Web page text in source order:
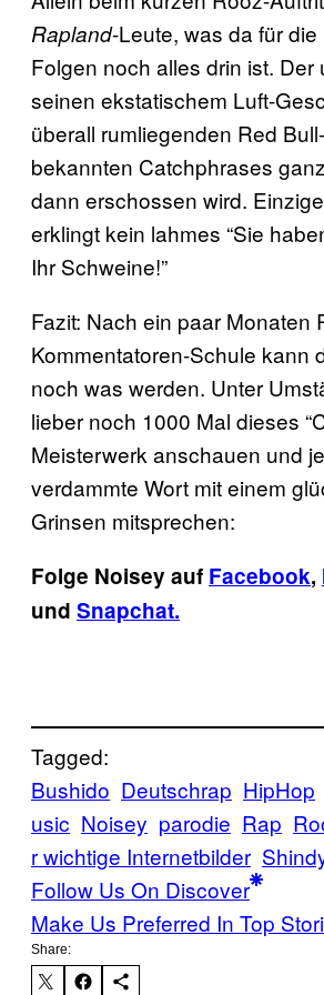
Rapland-Leute, was da für
Folgen noch alles drin ist. Der
seinen ekstatischem Luft-
überall rumliegenden Red
bekannten Catchphrases
dann erschossen wird.
erklingt kein lahmes “Sie
Ihr Schweine!”
Fazit: Nach ein paar Monaten
Kommentatoren-Schule kann
noch was werden. Unter
lieber noch 1000 Mal dieses
Meisterwerk anschauen und
verdammte Wort mit einem
Grinsen mitsprechen:
Folge Noisey auf Facebook,
und Snapchat.
Tagged:
Bushido Deutschrap HipHop
usic Noisey parodie Rap
r wichtige Internetbilder
Follow Us On Discover
Make Us Preferred In Top
Share: